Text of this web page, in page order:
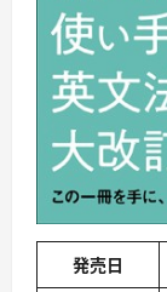
発売日